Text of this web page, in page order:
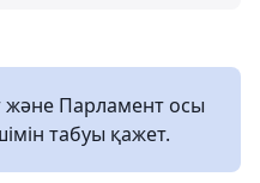
және Парламент осы
табуы қажет.